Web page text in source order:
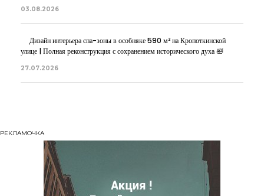
03.08.2026
Дизайн интерьера спа-зоны в особняке 590 м² на Кропоткинской
улице | Полная реконструкция с сохранением исторического духа 🛀
27.07.2026
РЕКЛАМОЧКА